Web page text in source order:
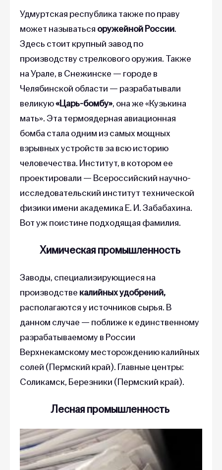
может называтьсяоружейной России.
Здесь стоит крупный завод по
производству стрелкового оружия. Также
на Урале, в Снежинске — городе в
Челябинской области — разрабатывали
великую«Царь-бомбу»
, она же «Кузькина
мать». Эта термоядерная авиационная
бомба стала одним из самых мощных
взрывных устройств за всю историю
человечества. Институт, в котором ее
проектировали — Всероссийский научно-
исследовательский институт технической
физики имени академика Е. И. Забабахина.
Вот уж поистине подходящая фамилия.
производствекалийных удобрений,
располагаются у источников сырья. В
данном случае — поближе к единственному
разрабатываемому в России
Верхнекамскому месторождению калийных
солей (Пермский край). Главные центры:
Соликамск, Березники (Пермский край).